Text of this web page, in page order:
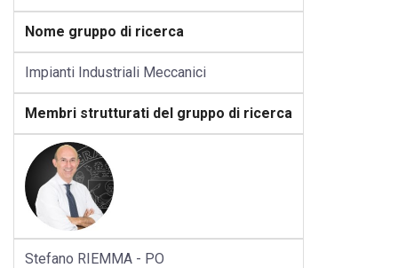
Nome gruppo di ricerca
Impianti Industriali Meccanici
Membri strutturati del gruppo di ricerca
Stefano RIEMMA - PO